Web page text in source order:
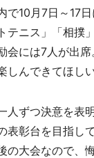
10月7日～17
テニス」「相撲
会には7人が出
しんできてほし
人ずつ決意を表
表彰台を目指し
の大会なので、